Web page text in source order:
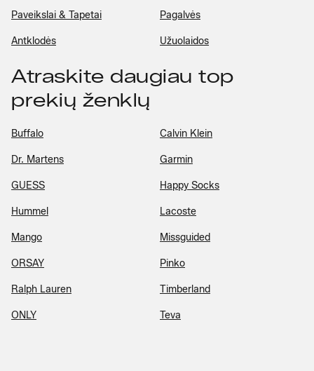
Paveikslai & Tapetai Pagalvės
Antklodės Užuolaidos
Atraskite daugiau top
prekių ženklų
Buffalo Calvin Klein
Dr. Martens Garmin
GUESS Happy Socks
Hummel Lacoste
Mango Missguided
ORSAY Pinko
Ralph Lauren Timberland
ONLY Teva